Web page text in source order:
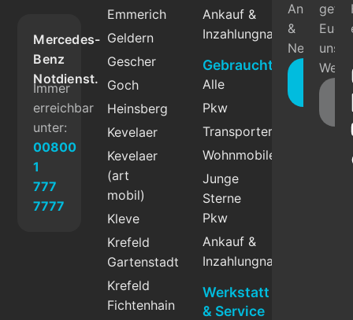
Mercedes-
Benz
Notdienst.
Immer
erreichbar
unter:
00800
1
777
7777
Emmerich
Geldern
Gescher
Goch
Heinsberg
Kevelaer
Kevelaer
(art
mobil)
Kleve
Krefeld
Gartenstadt
Krefeld
Fichtenhain
Ankauf &
Inzahlungnahme
Gebrauchtfahrzeuge
Alle
Pkw
Transporter
Wohnmobile
Junge
Sterne
Pkw
Ankauf &
Inzahlungnahme
Werkstatt
& Service
Angebote
&
News.
Jetzt
Euch